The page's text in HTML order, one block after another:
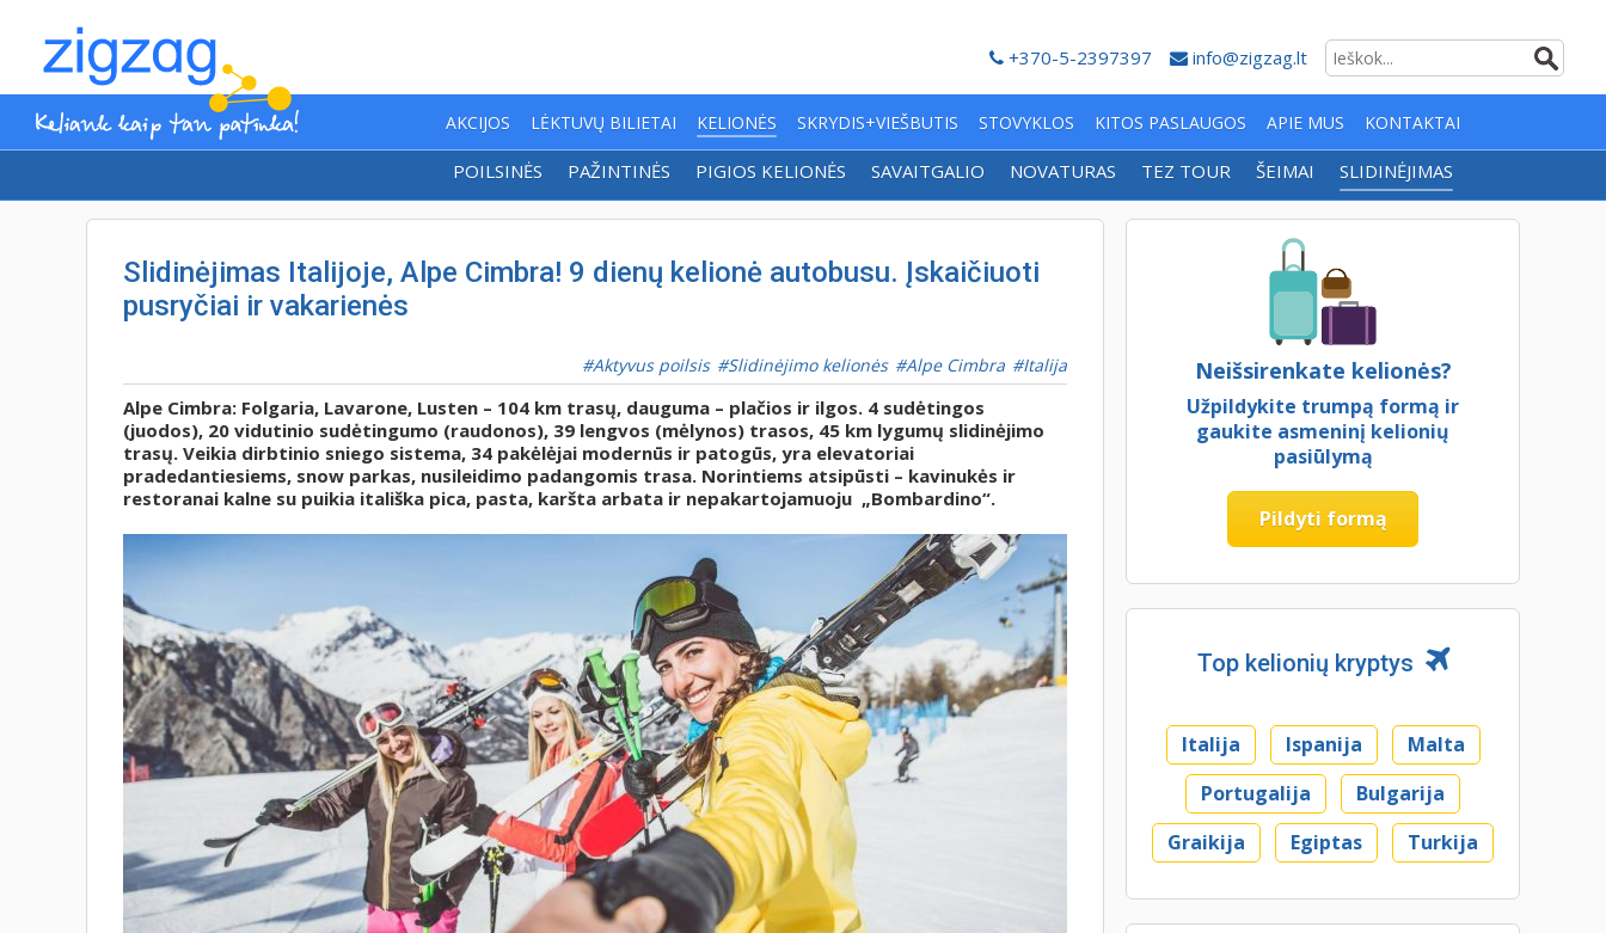
+370-5-2397397 info@zigzag.lt
AKCIJOS LĖKTUVŲ BILIETAI KELIONĖS
POILSINĖS PAŽINTINĖS PIGIOS KELIONĖS SAVAITGALIO NOVATURAS TEZ TOUR ŠEIMAI SLIDINĖJIMAS
SKRYDIS+VIEŠBUTIS STOVYKLOS KITOS PASLAUGOS APIE MUS KONTAKTAI
Slidinėjimas Italijoje, Alpe Cimbra! 9 dienų kelionė autobusu. Įskaičiuoti
pusryčiai ir vakarienės
Aktyvus poilsis Slidinėjimo kelionės Alpe Cimbra Italija
Alpe Cimbra: Folgaria, Lavarone, Lusten – 104 km trasų, dauguma – plačios ir ilgos. 4 sudėtingos
(juodos), 20 vidutinio sudėtingumo (raudonos), 39 lengvos (mėlynos) trasos, 45 km lygumų slidinėjimo
trasų. Veikia dirbtinio sniego sistema, 34 pakėlėjai modernūs ir patogūs, yra elevatoriai
pradedantiesiems, snow parkas, nusileidimo padangomis trasa. Norintiems atsipūsti – kavinukės ir
restoranai kalne su puikia itališka pica, pasta, karšta arbata ir nepakartojamuoju „Bombardino“.
Neišsirenkate kelionės?
Užpildykite trumpą formą ir
gaukite asmeninį kelionių
pasiūlymą
Pildyti formą
Top kelionių kryptys
Italija Ispanija
Malta
Portugalija
Bulgarija
Graikija
Egiptas Turkija